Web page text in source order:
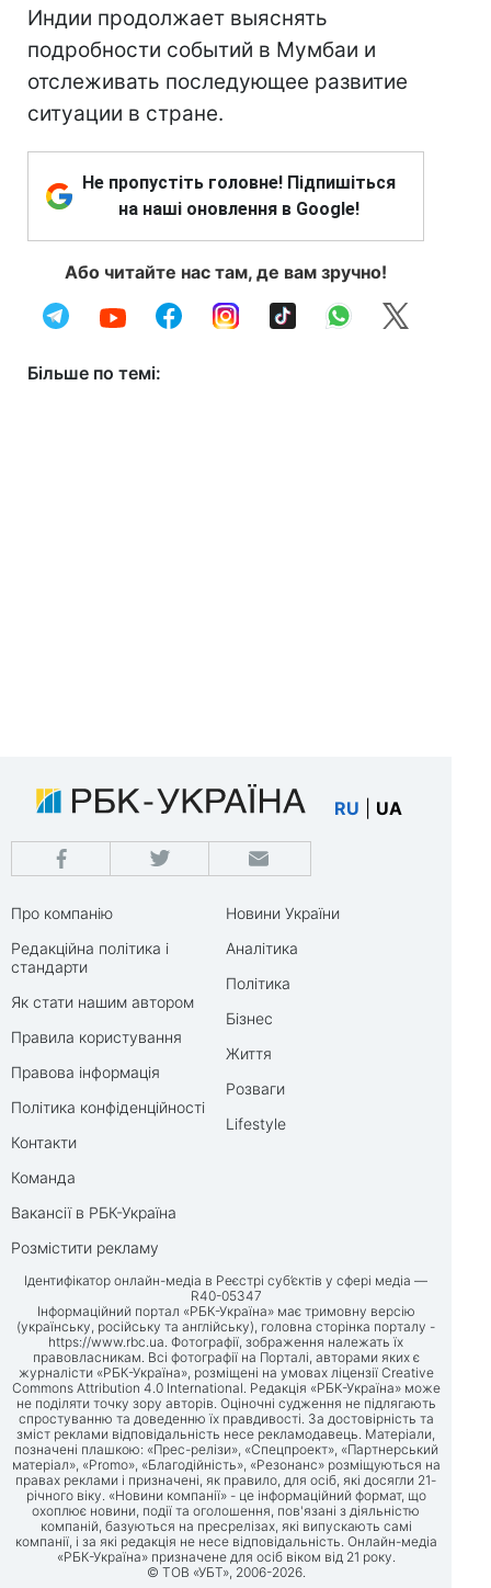
Индии продолжает выяснять
подробности событий в Мумбаи и
отслеживать последующее развитие
ситуации в стране.
Не пропустіть головне! Підпишіться
на наші оновлення в Google!
Або читайте нас там, де вам зручно!
Більше по темі:
RU UA
Про компанію
Редакційна політика і
стандарти
Як стати нашим автором
Правила користування
Правова інформація
Політика конфіденційності
Контакти
Команда
Вакансії в РБК-Україна
Розмістити рекламу
Новини України
Аналітика
Політика
Бізнес
Життя
Розваги
Lifestyle
Ідентифікатор онлайн-медіа в Реєстрі суб’єктів у сфері медіа —
R40-05347
Інформаційний портал «РБК-Україна» має тримовну версію
(українську, російську та англійську), головна сторінка порталу -
https://www.rbc.ua. Фотографії, зображення належать їх
правовласникам. Всі фотографії на Порталі, авторами яких є
журналісти «РБК-Україна», розміщені на умовах ліцензії Creative
Commons Attribution 4.0 International. Редакція «РБК-Україна» може
не поділяти точку зору авторів. Оціночні судження не підлягають
спростуванню та доведенню їх правдивості. За достовірність та
зміст реклами відповідальність несе рекламодавець. Матеріали,
позначені плашкою: «Прес-релізи», «Спецпроект», «Партнерський
матеріал», «Promo», «Благодійність», «Резонанс» розміщуються на
правах реклами і призначені, як правило, для осіб, які досягли 21-
річного віку. «Новини компанії» - це інформаційний формат, що
охоплює новини, події та оголошення, пов'язані з діяльністю
компаній, базуються на пресрелізах, які випускають самі
компанії, і за які редакція не несе відповідальність. Онлайн-медіа
«РБК-Україна» призначене для осіб віком від 21 року.
© ТОВ «УБТ», 2006-2026.